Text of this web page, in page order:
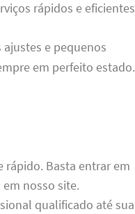
rápidos e eficientes
e pequenos
em perfeito estado.
rápido. Basta entrar em
nosso site.
qualificado até sua